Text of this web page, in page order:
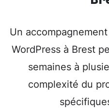
Un
WordPress à Brest
semaines à
complexité du